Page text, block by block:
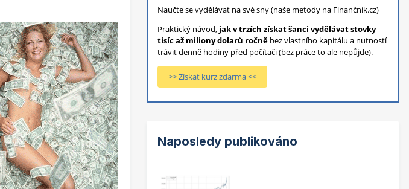
Naučte se vydělávat na své sny (naše metody na Finančník.cz)
Praktický návod, jak v trzích získat šanci vydělávat stovky
tisíc až miliony dolarů ročněbez vlastního kapitálu a nutností
trávit denně hodiny před počítači (bez práce to ale nepůjde).
>> Získat kurz zdarma <<
Naposledy publikováno